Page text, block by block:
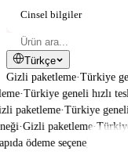
Cinsel bilgiler
Türkçe
Gizli paketleme·Türkiye
·Türkiye geneli hızlı
·Türkiye geneli
·Gizli paketleme·Türkiye
ödeme seçeneği·